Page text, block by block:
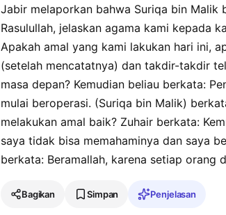
Jabir melaporkan bahwa Suriqa bin Malik
Rasulullah, jelaskan agama kami kepada
Apakah amal yang kami lakukan hari ini,
(setelah mencatatnya) dan takdir-takdir
masa depan? Kemudian beliau berkata:
mulai beroperasi. (Suriqa bin Malik)
melakukan amal baik? Zuhair berkata:
saya tidak bisa memahaminya dan saya
berkata: Beramallah, karena setiap orang
Bagikan Simpan Penjelasan